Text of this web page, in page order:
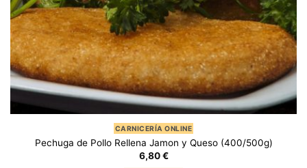
CARNICERÍA ONLINE
Pechuga de Pollo Rellena Jamon y Queso (400/500g)
6,80€